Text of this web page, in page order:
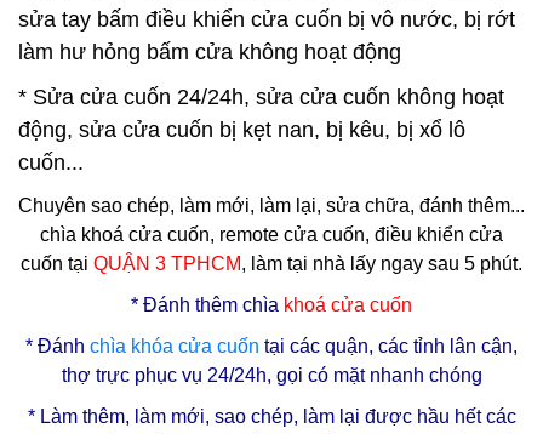
sửa tay bấm điều khiển cửa cuốn bị vô nước, bị rớt
làm hư hỏng bấm cửa không hoạt động
* Sửa cửa cuốn 24/24h, sửa cửa cuốn không hoạt
động, sửa cửa cuốn bị kẹt nan, bị kêu, bị xổ lô
cuốn...
Chuyên sao chép, làm mới, làm lại, sửa chữa, đánh thêm...
chìa khoá cửa cuốn, remote cửa cuốn, điều khiển cửa
cuốn tại QUẬN 3 TPHCM, làm tại nhà lấy ngay sau 5 phút.
* Đánh thêm chìa khoá cửa cuốn
* Đánh chìa khóa cửa cuốn tại các quận, các tỉnh lân cận,
thợ trực phục vụ 24/24h, gọi có mặt nhanh chóng
* Làm thêm, làm mới, sao chép, làm lại được hầu hết các